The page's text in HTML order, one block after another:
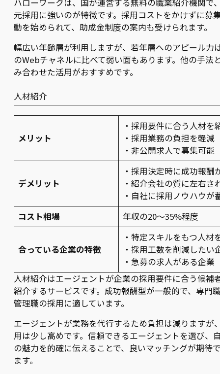
元採用に強いのが特徴です。採用コストをかけずに募
動を始められて、助成金制度の案内も受けられます。
幅広い年齢層が利用しますが、若年層へのアピール力
のWebチャネルに比べて弱い面もあります。他の手法
み合わせた活用がおすすめです。
人材紹介
メリット
・採用要件に合う人材を
・採用業務の負担を軽減
・非公開求人で募集可能
デメリット
・採用決定時に成功報酬
・紹介会社の質に左右さ
・自社に採用ノウハウが
コスト相場
年収の20～35%程度
合っている企業の特徴
・特定スキルをもつ人材
・採用工数を削減したい
・急募の求人がある企業
人材紹介はエージェントが企業の採用要件に合う候補
紹介するサービスです。成功報酬型が一般的で、専門
管理職の採用に適しています。
エージェントが業務を代行するため負担は減りますが
用は少し高めです。信頼できるエージェントを選び、
の魅力を的確に伝えることで、良いマッチングが期待
ます。